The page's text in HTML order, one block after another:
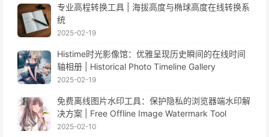
专业高程转换工具 | 海拔高度与椭球高度在线转换系
统
2025-02-19
Histime时光影像馆：优雅呈现历史瞬间的在线时间
轴相册 | Historical Photo Timeline Gallery
2025-02-19
免费离线图片水印工具：保护隐私的浏览器端水印解
决方案 | Free Offline Image Watermark Tool
2025-02-10